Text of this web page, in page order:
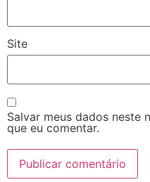
Site
Salvar meus dados neste
que eu comentar.